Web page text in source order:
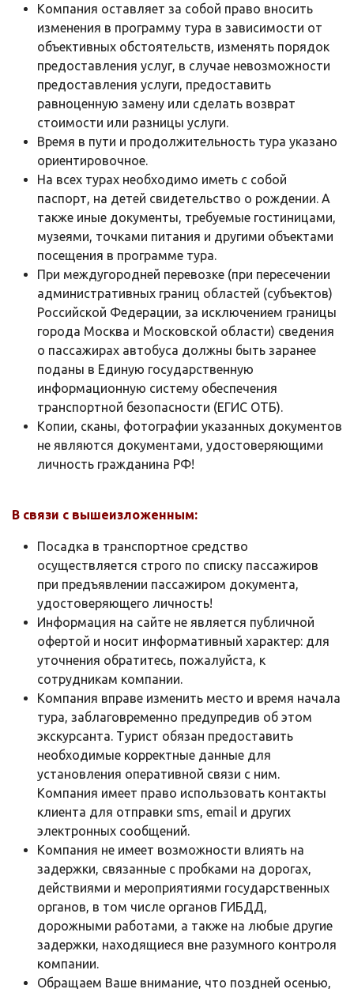
Компания оставляет за собой право вносить
изменения в программу тура в зависимости от
объективных обстоятельств, изменять порядок
предоставления услуг, в случае невозможности
предоставления услуги, предоставить
равноценную замену или сделать возврат
стоимости или разницы услуги.
Время в пути и продолжительность тура указано
ориентировочное.
На всех турах необходимо иметь с собой
паспорт, на детей свидетельство о рождении. А
также иные документы, требуемые гостиницами,
музеями, точками питания и другими объектами
посещения в программе тура.
При междугородней перевозке (при пересечении
административных границ областей (субъектов)
Российской Федерации, за исключением границы
города Москва и Московской области) сведения
о пассажирах автобуса должны быть заранее
поданы в Единую государственную
информационную систему обеспечения
транспортной безопасности (ЕГИС ОТБ).
Копии, сканы, фотографии указанных документов
не являются документами, удостоверяющими
личность гражданина РФ!
В связи с вышеизложенным:
Посадка в транспортное средство
осуществляется строго по списку пассажиров
при предъявлении пассажиром документа,
удостоверяющего личность!
Информация на сайте не является публичной
офертой и носит информативный характер: для
уточнения обратитесь, пожалуйста, к
сотрудникам компании.
Компания вправе изменить место и время начала
тура, заблаговременно предупредив об этом
экскурсанта. Турист обязан предоставить
необходимые корректные данные для
установления оперативной связи с ним.
Компания имеет право использовать контакты
клиента для отправки sms, email и других
электронных сообщений.
Компания не имеет возможности влиять на
задержки, связанные с пробками на дорогах,
действиями и мероприятиями государственных
органов, в том числе органов ГИБДД,
дорожными работами, а также на любые другие
задержки, находящиеся вне разумного контроля
компании.
Обращаем Ваше внимание, что поздней осенью,